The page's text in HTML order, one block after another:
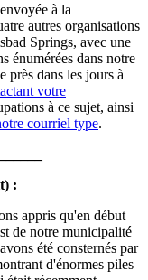
à la
autres organisations
Springs, avec une
énumérées dans notre
près dans les jours à
votre
à ce sujet, ainsi
courriel type.
:
appris qu'en début
de notre municipalité
été consternés par
d'énormes piles